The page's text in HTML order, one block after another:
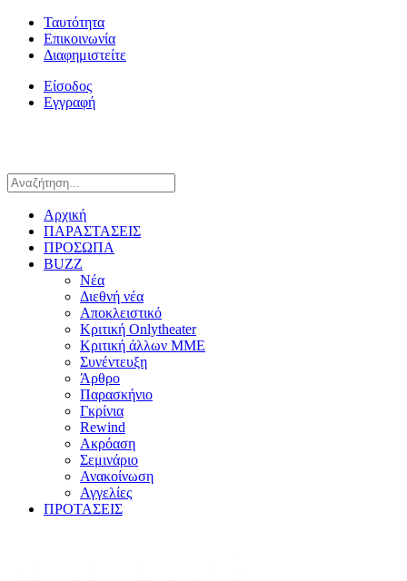
Ταυτότητα
Επικοινωνία
Διαφημιστείτε
Είσοδος
Εγγραφή
Αρχική
ΠΑΡΑΣΤΑΣΕΙΣ
ΠΡΟΣΩΠΑ
BUZZ
Νέα
Διεθνή νέα
Αποκλειστικό
Κριτική Onlytheater
Κριτική άλλων ΜΜΕ
Συνέντευξη
Άρθρο
Παρασκήνιο
Γκρίνια
Rewind
Ακρόαση
Σεμινάριο
Ανακοίνωση
Αγγελίες
ΠΡΟΤΑΣΕΙΣ